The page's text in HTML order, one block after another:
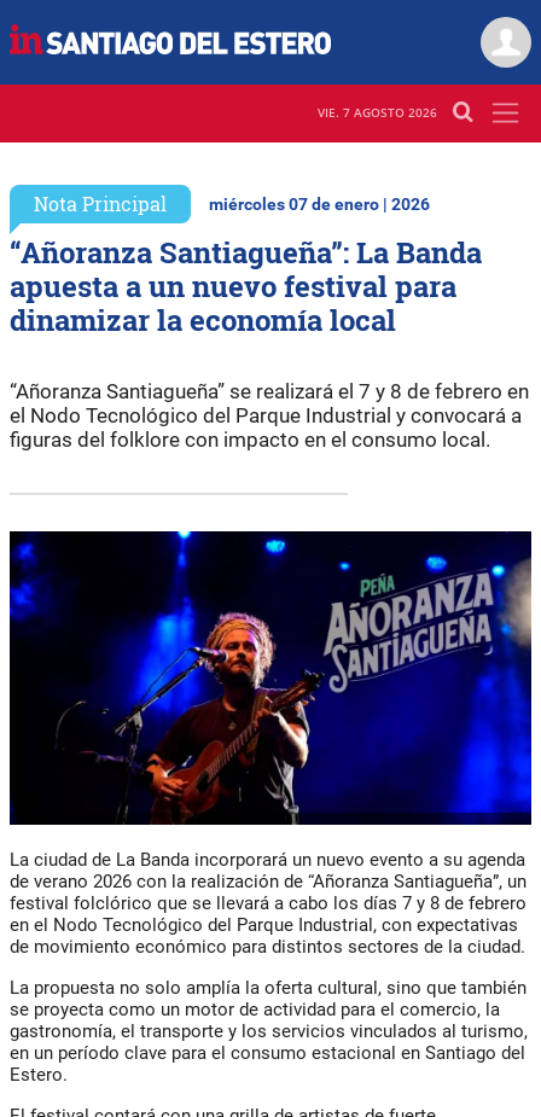
VIE. 7 AGOSTO 2026
Nota Principal miércoles 07 de enero | 2026
“Añoranza Santiagueña”: La Banda
apuesta a un nuevo festival para
dinamizar la economía local
“Añoranza Santiagueña” se realizará el 7 y 8 de febrero en
el Nodo Tecnológico del Parque Industrial y convocará a
figuras del folklore con impacto en el consumo local.
La ciudad de La Banda incorporará un nuevo evento a su agenda
de verano 2026 con la realización de “Añoranza Santiagueña”, un
festival folclórico que se llevará a cabo los días 7 y 8 de febrero
en el Nodo Tecnológico del Parque Industrial, con expectativas
de movimiento económico para distintos sectores de la ciudad.
La propuesta no solo amplía la oferta cultural, sino que también
se proyecta como un motor de actividad para el comercio, la
gastronomía, el transporte y los servicios vinculados al turismo,
en un período clave para el consumo estacional en Santiago del
Estero.